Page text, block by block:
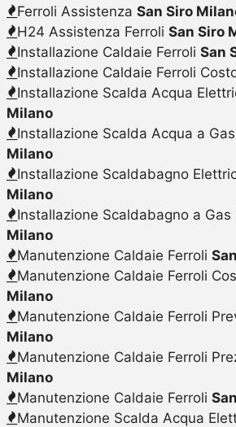
Ferroli Assistenza San Siro
H24 Assistenza Ferroli San Siro
Installazione Caldaie Ferroli San
Installazione Caldaie Ferroli
Installazione Scalda Acqua
Milano
Installazione Scalda Acqua a
Milano
Installazione Scaldabagno
Milano
Installazione Scaldabagno a Gas
Milano
Manutenzione Caldaie Ferroli
Manutenzione Caldaie Ferroli
Milano
Manutenzione Caldaie Ferroli
Milano
Manutenzione Caldaie Ferroli
Milano
Manutenzione Caldaie Ferroli
Manutenzione Scalda Acqua